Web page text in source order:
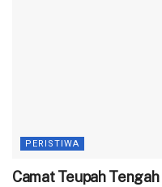
PERISTIWA
Camat Teupah